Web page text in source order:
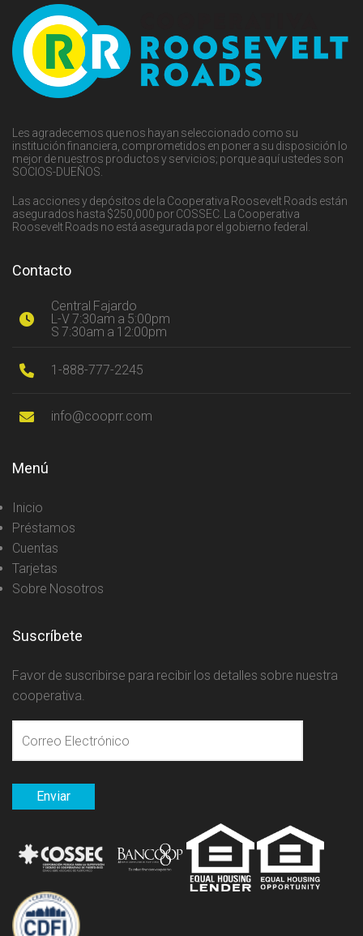
Les agradecemos que nos hayan seleccionado como su
institución financiera, comprometidos en poner a su disposición lo
mejor de nuestros productos y servicios; porque aquí ustedes son
SOCIOS-DUEÑOS.
Las acciones y depósitos de la Cooperativa Roosevelt Roads están
asegurados hasta $250,000 por COSSEC. La Cooperativa
Roosevelt Roads no está asegurada por el gobierno federal.
Contacto
Central Fajardo
L-V 7:30am a 5:00pm
S 7:30am a 12:00pm
1-888-777-2245
info@cooprr.com
Menú
Inicio
Préstamos
Cuentas
Tarjetas
Sobre Nosotros
Suscríbete
Favor de suscribirse para recibir los detalles sobre nuestra
cooperativa.